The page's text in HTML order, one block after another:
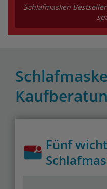
Schlafmasken
Fünf